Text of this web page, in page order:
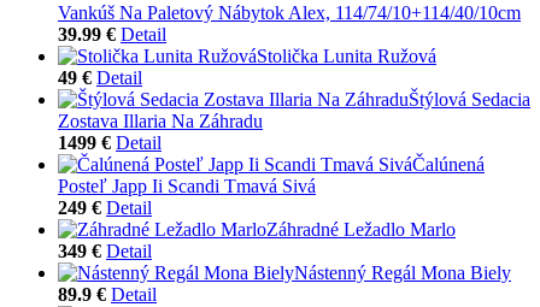
Vankúš Na Paletový Nábytok Alex, 114/74/10+114/40/10cm
39.99 € Detail
Stolička Lunita Ružová
49 € Detail
Štýlová Sedacia
Zostava Illaria Na Záhradu
1499 € Detail
Čalúnená
Posteľ Japp Ii Scandi Tmavá Sivá
249 € Detail
Záhradné Ležadlo Marlo
349 € Detail
Nástenný Regál Mona Biely
89.9 € Detail